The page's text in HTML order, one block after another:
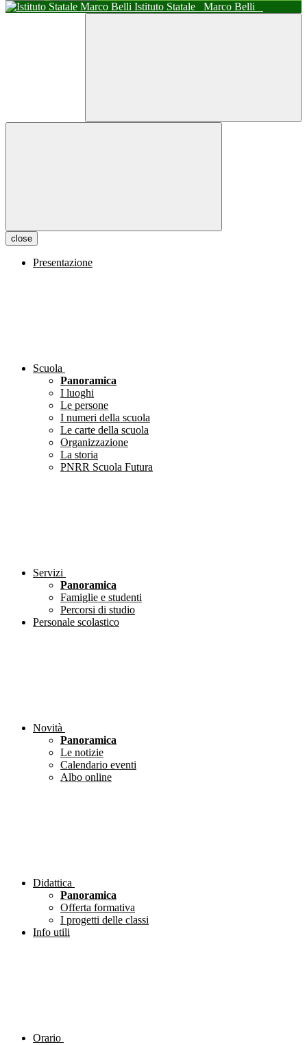
Istituto Statale Marco Belli
close
Presentazione
Scuola
Panoramica
I luoghi
Le persone
I numeri della scuola
Le carte della scuola
Organizzazione
La storia
PNRR Scuola Futura
Servizi
Panoramica
Famiglie e studenti
Percorsi di studio
Personale scolastico
Novità
Panoramica
Le notizie
Calendario eventi
Albo online
Didattica
Panoramica
Offerta formativa
I progetti delle classi
Info utili
Orario